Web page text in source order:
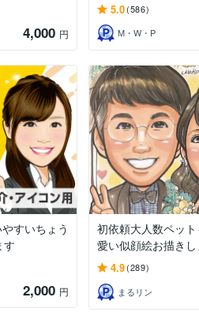
4,000 円
5.0(586)
M・W・P
すいちょう
す
2,000 円
初依頼大人数ペッ
愛い似顔絵お描きし
4.9(289)
まるリン